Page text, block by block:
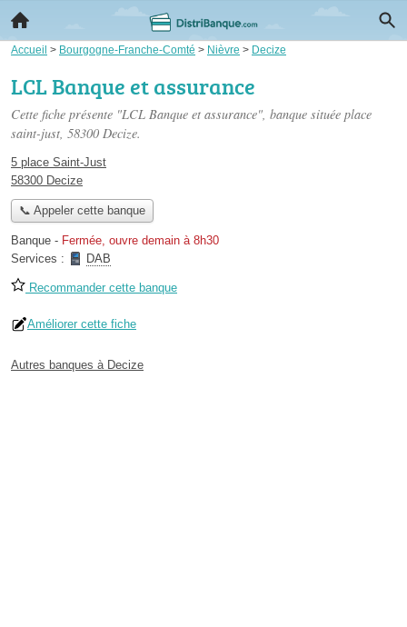
Accueil > Bourgogne-Franche-Comté > Nièvre > Decize
LCL Banque et assurance
Cette fiche présente "LCL Banque et assurance", banque située place
saint-just, 58300 Decize.
5 place Saint-Just
58300 Decize
📞 Appeler cette banque
Banque - Fermée, ouvre demain à 8h30
Services :
DAB
Recommander cette banque
Améliorer cette fiche
Autres banques à Decize